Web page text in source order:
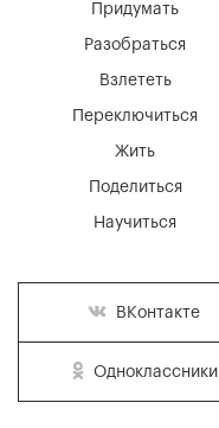
Придумать
Разобраться
Взлететь
Переключиться
Жить
Поделиться
Научиться
ВКонтакте
Одноклассники